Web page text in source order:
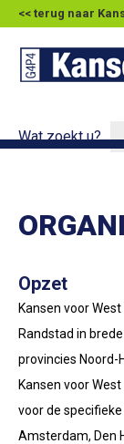
<< terug naar
Wat zoekt u?
Opzet
Kansen voor
Randstad in
provincies Noord-
Kansen voor
voor de
Amsterdam, Den